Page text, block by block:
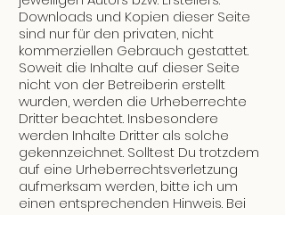
Downloads und Kopien dieser Seite
sind nur für den privaten, nicht
kommerziellen Gebrauch gestattet.
Soweit die Inhalte auf dieser Seite
nicht von der Betreiberin erstellt
wurden, werden die Urheberrechte
Dritter beachtet. Insbesondere
werden Inhalte Dritter als solche
gekennzeichnet. Solltest Du trotzdem
auf eine Urheberrechtsverletzung
aufmerksam werden, bitte ich um
einen entsprechenden Hinweis. Bei